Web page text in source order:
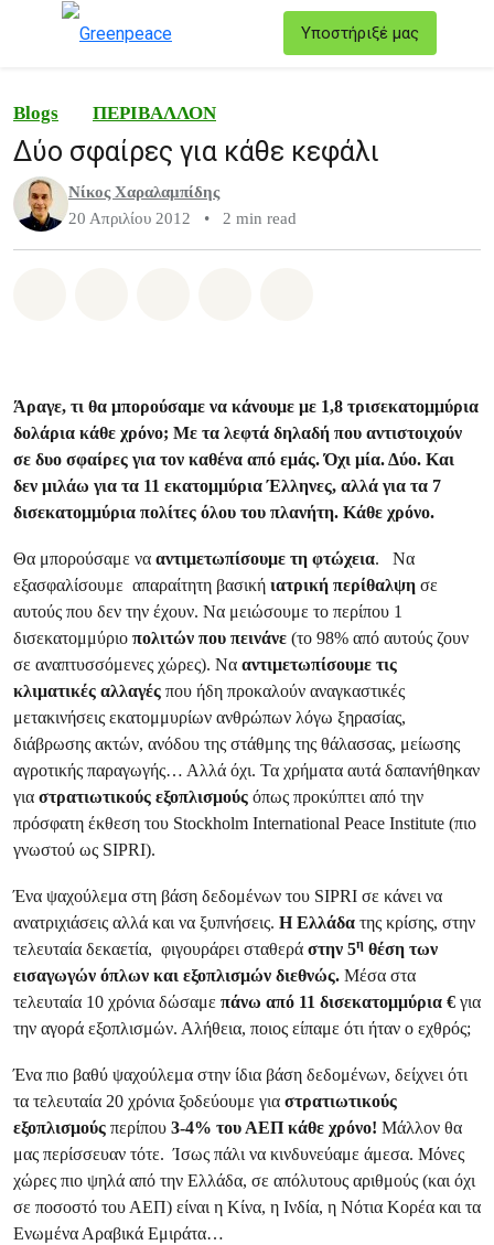
Υποστήριξέ μας
Blogs ΠΕΡΙΒΑΛΛΟΝ
Δύο σφαίρες για κάθε κεφάλι
Νίκος Χαραλαμπίδης
20 Απριλίου 2012
• 2 min read
Άραγε, τι θα μπορούσαμε να κάνουμε με 1,8 τρισεκατομμύρια
δολάρια κάθε χρόνο; Με τα λεφτά δηλαδή που αντιστοιχούν
σε δυο σφαίρες για τον καθένα από εμάς. Όχι μία. Δύο. Και
δεν μιλάω για τα 11 εκατομμύρια Έλληνες, αλλά για τα 7
δισεκατομμύρια πολίτες όλου του πλανήτη. Κάθε χρόνο.
Θα μπορούσαμε να αντιμετωπίσουμε τη φτώχεια.
Να
εξασφαλίσουμε απαραίτητη βασική ιατρική περίθαλψη σε
αυτούς που δεν την έχουν. Να μειώσουμε το περίπου 1
δισεκατομμύριο πολιτών που πεινάνε (το 98% από αυτούς ζουν
σε αναπτυσσόμενες χώρες). Να αντιμετωπίσουμε τις
κλιματικές αλλαγές που ήδη προκαλούν αναγκαστικές
μετακινήσεις εκατομμυρίων ανθρώπων λόγω ξηρασίας,
διάβρωσης ακτών, ανόδου της στάθμης της θάλασσας, μείωσης
αγροτικής παραγωγής… Αλλά όχι. Τα χρήματα αυτά δαπανήθηκαν
για στρατιωτικούς εξοπλισμούς όπως προκύπτει από την
πρόσφατη έκθεση του Stockholm International Peace Institute (πιο
γνωστού ως SIPRI).
Ένα ψαχούλεμα στη βάση δεδομένων του SIPRI σε κάνει να
ανατριχιάσεις αλλά και να ξυπνήσεις. Η Ελλάδα της κρίσης, στην
τελευταία δεκαετία, φιγουράρει σταθερά στην 5η θέση των
εισαγωγών όπλων και εξοπλισμών διεθνώς. Μέσα στα
τελευταία 10 χρόνια δώσαμε πάνω από 11 δισεκατομμύρια € για
την αγορά εξοπλισμών. Αλήθεια, ποιος είπαμε ότι ήταν ο εχθρός;
Ένα πιο βαθύ ψαχούλεμα στην ίδια βάση δεδομένων, δείχνει ότι
τα τελευταία 20 χρόνια ξοδεύουμε για στρατιωτικούς
εξοπλισμούς περίπου 3-4% του ΑΕΠ κάθε χρόνο! Μάλλον θα
μας περίσσευαν τότε. Ίσως πάλι να κινδυνεύαμε άμεσα. Μόνες
χώρες πιο ψηλά από την Ελλάδα, σε απόλυτους αριθμούς (και όχι
σε ποσοστό του ΑΕΠ) είναι η Κίνα, η Ινδία, η Νότια Κορέα και τα
Ενωμένα Αραβικά Εμιράτα…